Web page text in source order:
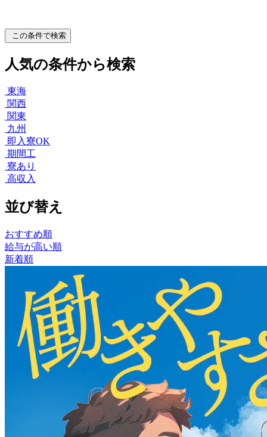
この条件で検索
人気の条件から検索
東海
関西
関東
九州
即入寮OK
期間工
寮あり
高収入
並び替え
おすすめ順
給与が高い順
新着順